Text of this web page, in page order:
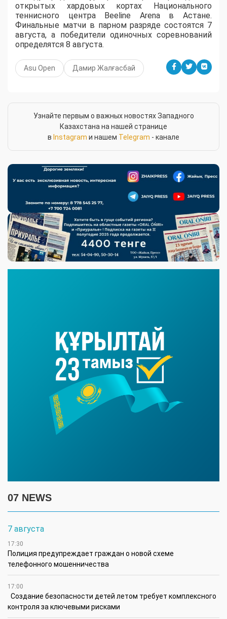
открытых хардовых кортах Национального
теннисного центра Beeline Arena в Астане.
Финальные матчи в парном разряде состоятся 7
августа, а победители одиночных соревнований
определятся 8 августа.
Asu Open Дамир Жалғасбай
Узнайте первым о важных новостях Западного
Казахстана на нашей странице
в Instagram и нашем Telegram - канале
07 NEWS
7 августа
17:30
Полиция предупреждает граждан о новой схеме
телефонного мошенничества
17:00
Создание безопасности детей летом требует комплексного
контроля за ключевыми рисками